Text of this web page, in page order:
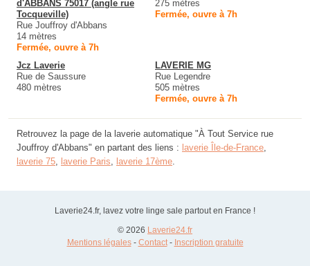
d'ABBANS 75017 (angle rue
Tocqueville)
Rue Jouffroy d'Abbans
14 mètres
Fermée, ouvre à 7h
275 mètres
Fermée, ouvre à 7h
Jcz Laverie
Rue de Saussure
480 mètres
LAVERIE MG
Rue Legendre
505 mètres
Fermée, ouvre à 7h
Retrouvez la page de la laverie automatique "À Tout Service rue
Jouffroy d'Abbans" en partant des liens : laverie Île-de-France
laverie 75
laverie Paris laverie 17ème
Laverie24.fr, lavez votre linge sale partout en France !
© 2026 Laverie24.fr
Mentions légales- Contact- Inscription gratuite